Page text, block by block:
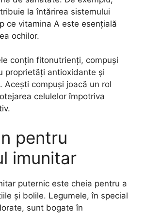
la întărirea sistemului
ce vitamina A este esențială
ochilor.
conțin fitonutrienți, compuși
proprietăți antioxidante și
Acești compuși joacă un rol
celulelor împotriva
pentru
imunitar
puternic este cheia pentru a
și bolile. Legumele, în special
sunt bogate în